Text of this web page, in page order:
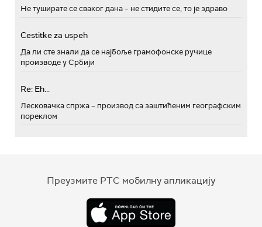
Не туширате се сваког дана – не стидите се, то је здраво
Cestitke za uspeh
Да ли сте знали да се најбоље грамофонске ручице
производе у Србији
Re: Eh...
Лесковачка спржа – производ са заштићеним географским
пореклом
Преузмите РТС мобилну апликацију